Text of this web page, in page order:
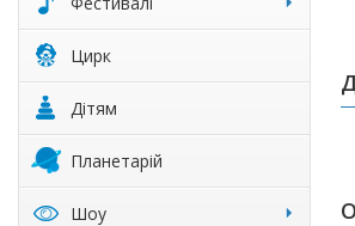
Цирк
Дітям
Планетарій
Шоу